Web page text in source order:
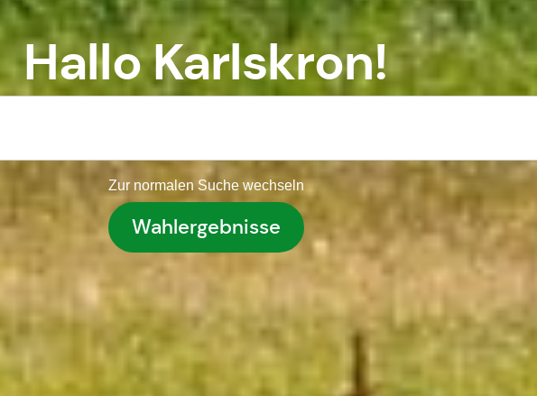
Hallo Karlskron!
Zur normalen Suche wechseln
Wahlergebnisse